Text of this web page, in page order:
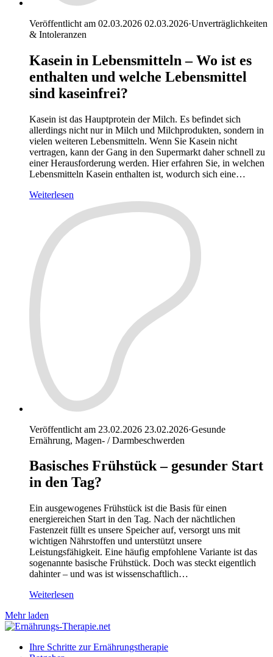
Veröffentlicht am 02.03.2026 02.03.2026·Unverträglichkeiten
& Intoleranzen
Kasein in Lebensmitteln – Wo ist es
enthalten und welche Lebensmittel
sind kaseinfrei?
Kasein ist das Hauptprotein der Milch. Es befindet sich
allerdings nicht nur in Milch und Milchprodukten, sondern in
vielen weiteren Lebensmitteln. Wenn Sie Kasein nicht
vertragen, kann der Gang in den Supermarkt daher schnell zu
einer Herausforderung werden. Hier erfahren Sie, in welchen
Lebensmitteln Kasein enthalten ist, wodurch sich eine…
Weiterlesen
Veröffentlicht am 23.02.2026 23.02.2026·Gesunde
Ernährung, Magen- / Darmbeschwerden
Basisches Frühstück – gesunder Start
in den Tag?
Ein ausgewogenes Frühstück ist die Basis für einen
energiereichen Start in den Tag. Nach der nächtlichen
Fastenzeit füllt es unsere Speicher auf, versorgt uns mit
wichtigen Nährstoffen und unterstützt unsere
Leistungsfähigkeit. Eine häufig empfohlene Variante ist das
sogenannte basische Frühstück. Doch was steckt eigentlich
dahinter – und was ist wissenschaftlich…
Weiterlesen
Mehr laden
Ihre Schritte zur Ernährungstherapie